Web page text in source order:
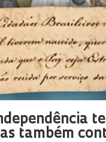
também